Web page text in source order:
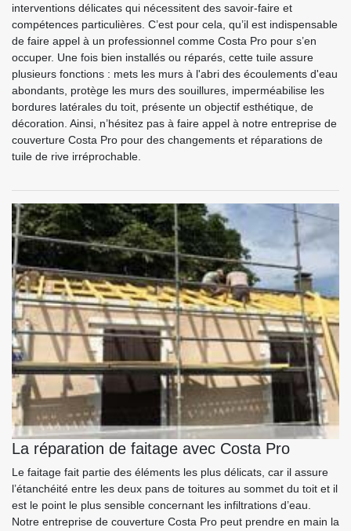
interventions délicates qui nécessitent des savoir-faire et
compétences particulières. C’est pour cela, qu’il est indispensable
de faire appel à un professionnel comme Costa Pro pour s’en
occuper. Une fois bien installés ou réparés, cette tuile assure
plusieurs fonctions : mets les murs à l'abri des écoulements d'eau
abondants, protège les murs des souillures, imperméabilise les
bordures latérales du toit, présente un objectif esthétique, de
décoration. Ainsi, n’hésitez pas à faire appel à notre entreprise de
couverture Costa Pro pour des changements et réparations de
tuile de rive irréprochable.
La réparation de faitage avec Costa Pro
Le faitage fait partie des éléments les plus délicats, car il assure
l’étanchéité entre les deux pans de toitures au sommet du toit et il
est le point le plus sensible concernant les infiltrations d’eau.
Notre entreprise de couverture Costa Pro peut prendre en main la